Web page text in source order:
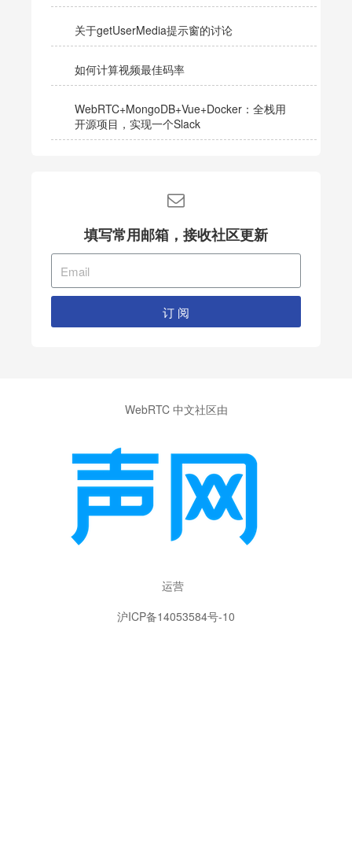
关于getUserMedia提示窗的讨论
如何计算视频最佳码率
WebRTC+MongoDB+Vue+Docker：全栈用
开源项目，实现一个Slack
填写常用邮箱，接收社区更新
订 阅
WebRTC 中文社区由
运营
沪ICP备14053584号-10